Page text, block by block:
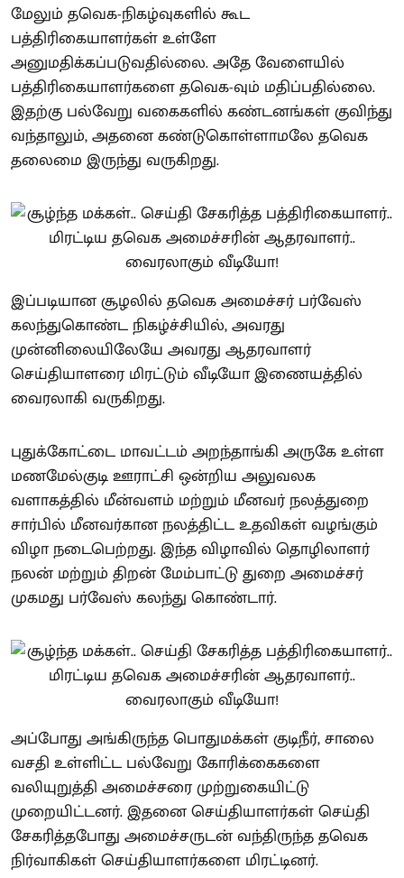
மேலும் தவெக-நிகழ்வுகளில் கூட
பத்திரிகையாளர்கள் உள்ளே
அனுமதிக்கப்படுவதில்லை. அதே வேளையில்
பத்திரிகையாளர்களை தவெக-வும் மதிப்பதில்லை.
இதற்கு பல்வேறு வகைகளில் கண்டனங்கள் குவிந்து
வந்தாலும், அதனை கண்டுகொள்ளாமலே தவெக
தலைமை இருந்து வருகிறது.
இப்படியான சூழலில் தவெக அமைச்சர் பர்வேஸ்
கலந்துகொண்ட நிகழ்ச்சியில், அவரது
முன்னிலையிலேயே அவரது ஆதரவாளர்
செய்தியாளரை மிரட்டும் வீடியோ இணையத்தில்
வைரலாகி வருகிறது.
புதுக்கோட்டை மாவட்டம் அறந்தாங்கி அருகே உள்ள
மணமேல்குடி ஊராட்சி ஒன்றிய அலுவலக
வளாகத்தில் மீன்வளம் மற்றும் மீனவர் நலத்துறை
சார்பில் மீனவர்கான நலத்திட்ட உதவிகள் வழங்கும்
விழா நடைபெற்றது. இந்த விழாவில் தொழிலாளர்
நலன் மற்றும் திறன் மேம்பாட்டு துறை அமைச்சர்
முகமது பர்வேஸ் கலந்து கொண்டார்.
அப்போது அங்கிருந்த பொதுமக்கள் குடிநீர், சாலை
வசதி உள்ளிட்ட பல்வேறு கோரிக்கைகளை
வலியுறுத்தி அமைச்சரை முற்றுகையிட்டு
முறையிட்டனர். இதனை செய்தியாளர்கள் செய்தி
சேகரித்தபோது அமைச்சருடன் வந்திருந்த தவெக
நிர்வாகிகள் செய்தியாளர்களை மிரட்டினர்.